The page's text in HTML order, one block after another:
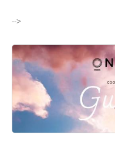
-->